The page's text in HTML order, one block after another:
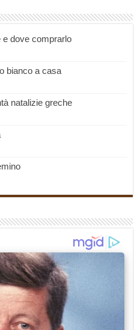
dove comprarlo
bianco a casa
natalizie greche